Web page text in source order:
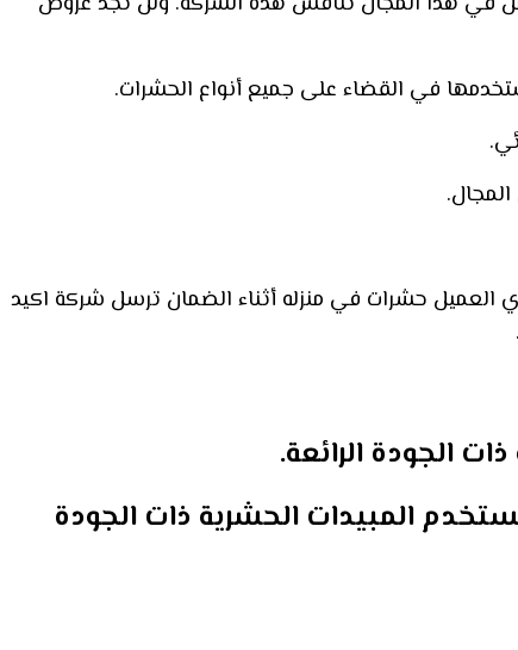
في القضاء على جميع أنواع الحشرات.
العميل حشرات في منزله أثناء الضمان ترسل شركة اكيد
الجودة الرائعة.
المبيدات الحشرية ذات الجودة